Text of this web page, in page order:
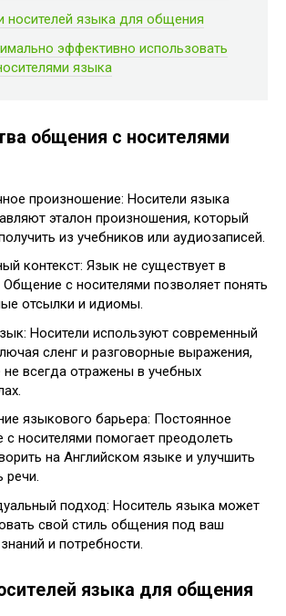
носителей языка для общения
эффективно использовать
языка
общения с носителями
произношение: Носители языка
эталон произношения, который
из учебников или аудиозаписей.
контекст: Язык не существует в
Общение с носителями позволяет понять
отсылки и идиомы.
Носители используют современный
сленг и разговорные выражения,
всегда отражены в учебных
языкового барьера: Постоянное
носителями помогает преодолеть
на Английском языке и улучшить
речи.
подход: Носитель языка может
свой стиль общения под ваш
и потребности.
языка для общения